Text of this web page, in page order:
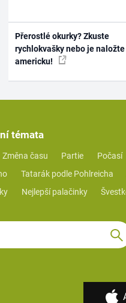
Přerostlé okurky? Zkuste
rychlokvašky nebo je naložte
americku!
témata
Změna času Partie Počasí
Tatarák podle Pohlreicha
Nejlepší palačinky